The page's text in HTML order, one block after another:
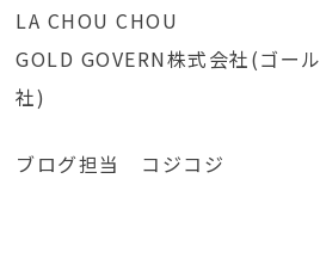
LA CHOU CHOU
GOLD GOVERN株式会社(ゴー
社)
ブログ担当 コジコジ